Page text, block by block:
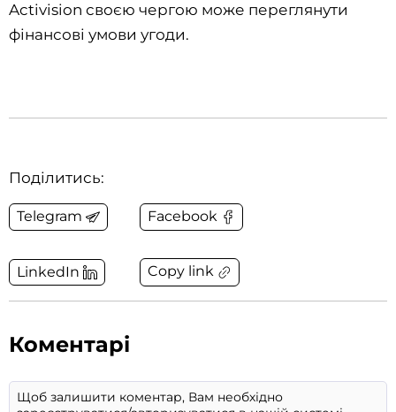
Activision своєю чергою може переглянути
фінансові умови угоди.
Поділитись:
Telegram Facebook
LinkedIn Copy link
Коментарі